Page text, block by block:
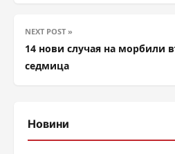
NEXT POST »
14 нови случая на морбили
седмица
Новини